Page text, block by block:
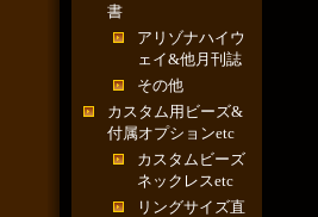
書
アリゾナハイウ
ェイ&他月刊誌
その他
カスタム用ビーズ&
付属オプションetc
カスタムビーズ
ネックレスetc
リングサイズ直